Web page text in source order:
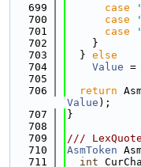
  699
case
  700
case
  701
case
  702
    }
  703
  }
else
  704
Value =
  705
  706
return
Value );
  707
}
  708
  709
///
  710
AsmToken
  711
int